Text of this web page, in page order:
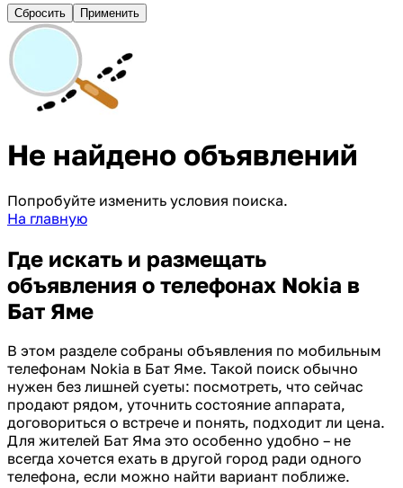
Сбросить Применить
Не найдено объявлений
Попробуйте изменить условия поиска.
На главную
Где искать и размещать
объявления о телефонах Nokia в
Бат Яме
В этом разделе собраны объявления по мобильным
телефонам Nokia в Бат Яме. Такой поиск обычно
нужен без лишней суеты: посмотреть, что сейчас
продают рядом, уточнить состояние аппарата,
договориться о встрече и понять, подходит ли цена.
Для жителей Бат Яма это особенно удобно – не
всегда хочется ехать в другой город ради одного
телефона, если можно найти вариант поближе.